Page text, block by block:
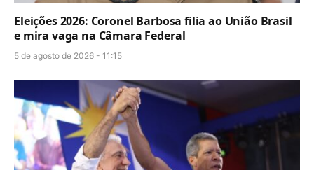
Eleições 2026: Coronel Barbosa filia ao União Brasil
e mira vaga na Câmara Federal
5 de agosto de 2026 - 11:15